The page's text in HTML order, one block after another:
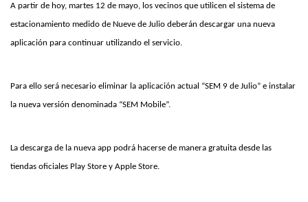
A partir de hoy, martes 12 de mayo, los vecinos que utilicen el sistema de
estacionamiento medido de Nueve de Julio deberán descargar una nueva
aplicación para continuar utilizando el servicio.
Para ello será necesario eliminar la aplicación actual “SEM 9 de Julio” e instalar
la nueva versión denominada “SEM Mobile”.
La descarga de la nueva app podrá hacerse de manera gratuita desde las
tiendas oficiales Play Store y Apple Store.